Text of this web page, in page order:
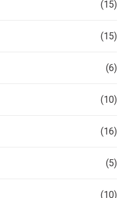
(15)
(15)
(6)
(10)
(16)
(5)
(10)